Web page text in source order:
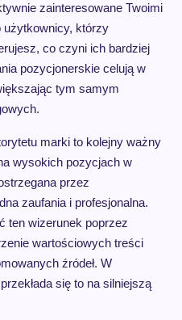
zainteresowane Twoimi
użytkownicy, którzy
co czyni ich bardziej
pozycjonerskie celują w
tym samym
marki to kolejny ważny
wysokich pozycjach w
przez
zaufania i profesjonalna.
ten wizerunek poprzez
wartościowych treści
źródeł. W
się to na silniejszą